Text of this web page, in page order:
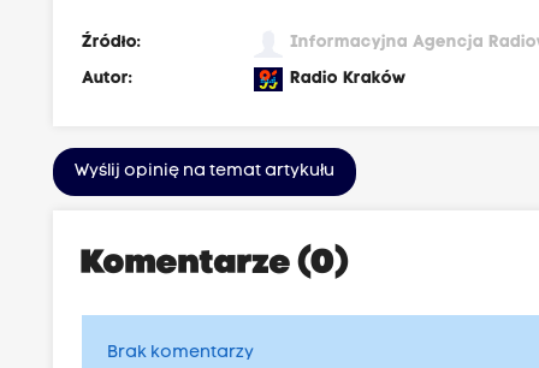
Źródło:
Informacyjna Agencja
Autor:
Radio Kraków
Wyślij opinię na temat artykułu
Komentarze (0)
Brak komentarzy